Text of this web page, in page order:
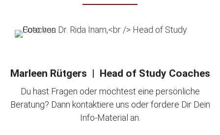
Marleen Rütgers | Head of Study Coaches
Du hast Fragen oder möchtest eine persönliche
Beratung? Dann kontaktiere uns oder fordere Dir Dein
Info-Material an.